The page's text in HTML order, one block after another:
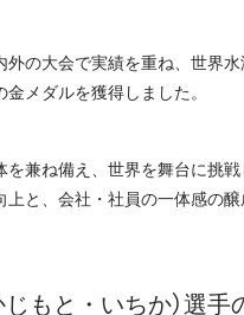
の大会で実績を重ね、世界
メダルを獲得しました。
を兼ね備え、世界を舞台に挑
上と、会社・社員の一体感の醸
じもと・いちか）選